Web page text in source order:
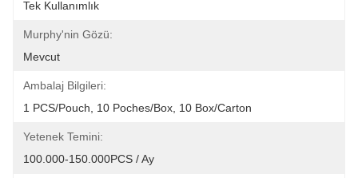
Tek Kullanımlık
Murphy'nin Gözü:
Mevcut
Ambalaj Bilgileri:
1 PCS/Pouch, 10 Poches/Box, 10 Box/Carton
Yetenek Temini:
100.000-150.000PCS / Ay